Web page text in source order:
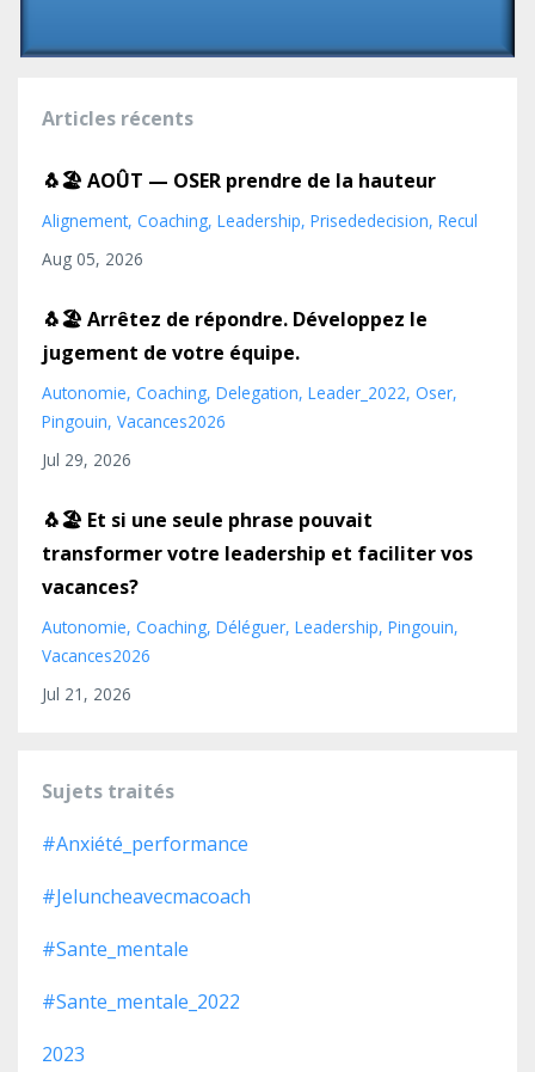
Articles récents
🐧🏖️ AOÛT — OSER prendre de la hauteur
Alignement Coaching Leadership Prisededecision Recul
Aug 05, 2026
🐧🏖️ Arrêtez de répondre. Développez le
jugement de votre équipe.
Autonomie Coaching Delegation Leader_2022 Oser
Pingouin Vacances2026
Jul 29, 2026
🐧🏖️ Et si une seule phrase pouvait
transformer votre leadership et faciliter vos
vacances?
Autonomie Coaching Déléguer Leadership Pingouin
Vacances2026
Jul 21, 2026
Sujets traités
#anxiété_performance
#jeluncheavecmacoach
#sante_mentale
#sante_mentale_2022
2023